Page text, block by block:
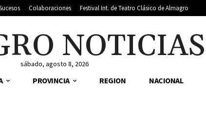
Colaboraciones Festival Int. de Teatro Clásico de Almagro
NOTICIAS
sábado, agosto 8, 2026
PROVINCIA REGION NACIONAL